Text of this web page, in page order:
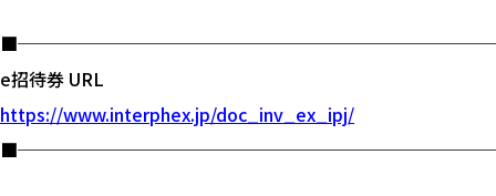
e招待券 URL
https://www.interphex.jp/doc_inv_ex_ipj/